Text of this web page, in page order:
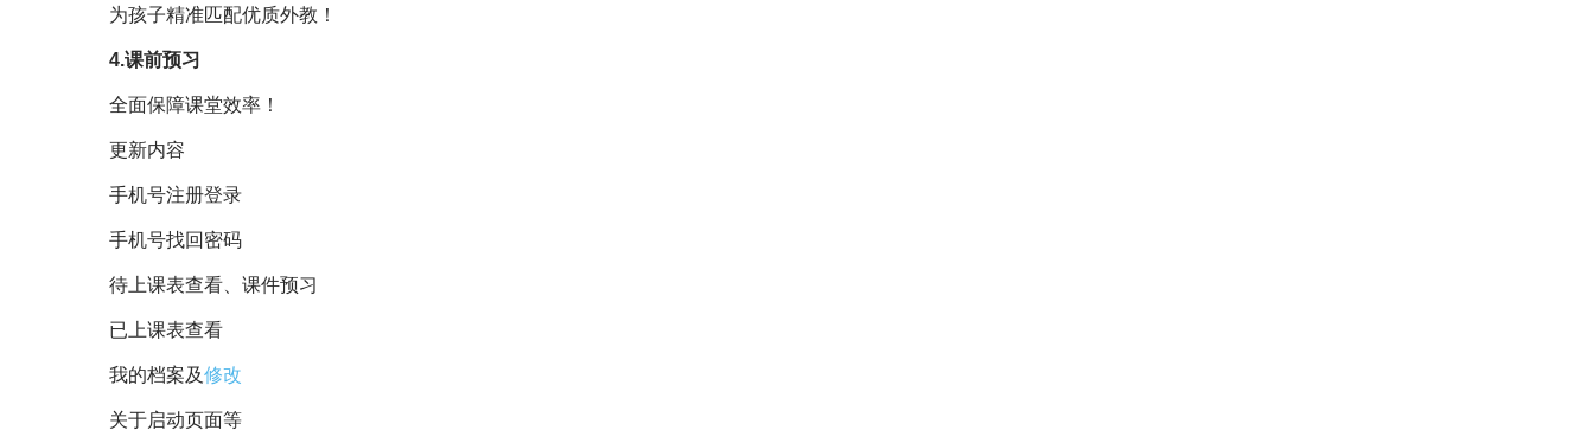
为孩子精准匹配优质外教！
4.课前预习
全面保障课堂效率！
更新内容
手机号注册登录
手机号找回密码
待上课表查看、课件预习
已上课表查看
我的档案及修改
关于启动页面等